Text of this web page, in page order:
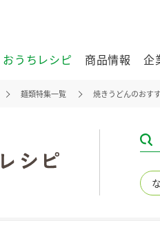
イト
おうちレシピ 商品情報 企
麺類特集一覧 焼きうどんのおす